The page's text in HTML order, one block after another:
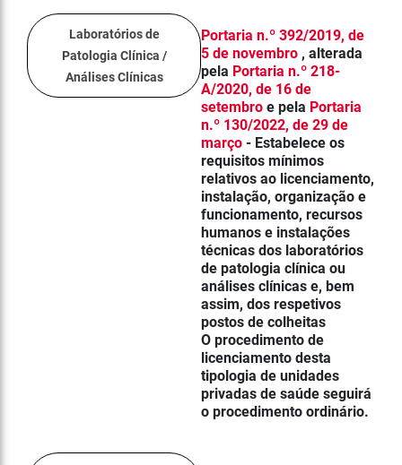
Laboratórios de
Patologia Clínica /
Análises Clínicas
Portaria n.º 392/2019, de
5 de novembro , alterada
pela Portaria n.º 218-
A/2020, de 16 de
setembro e pela Portaria
n.º 130/2022, de 29 de
março - Estabelece os
requisitos mínimos
relativos ao licenciamento,
instalação, organização e
funcionamento, recursos
humanos e instalações
técnicas dos laboratórios
de patologia clínica ou
análises clínicas e, bem
assim, dos respetivos
postos de colheitas
O procedimento de
licenciamento desta
tipologia de unidades
privadas de saúde seguirá
o procedimento ordinário.